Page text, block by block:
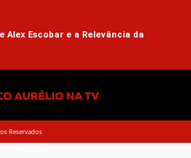
Alex Escobar e a Relevância da
Reservados